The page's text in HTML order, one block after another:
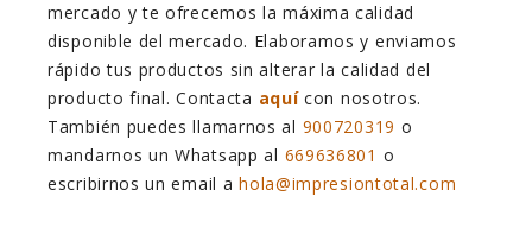
mercado y te ofrecemos la máxima calidad
disponible del mercado. Elaboramos y enviamos
rápido tus productos sin alterar la calidad del
producto final. Contacta aquícon nosotros.
También puedes llamarnos al 900720319 o
mandarnos un Whatsapp al 669636801 o
escribirnos un email ahola@impresiontotal.com